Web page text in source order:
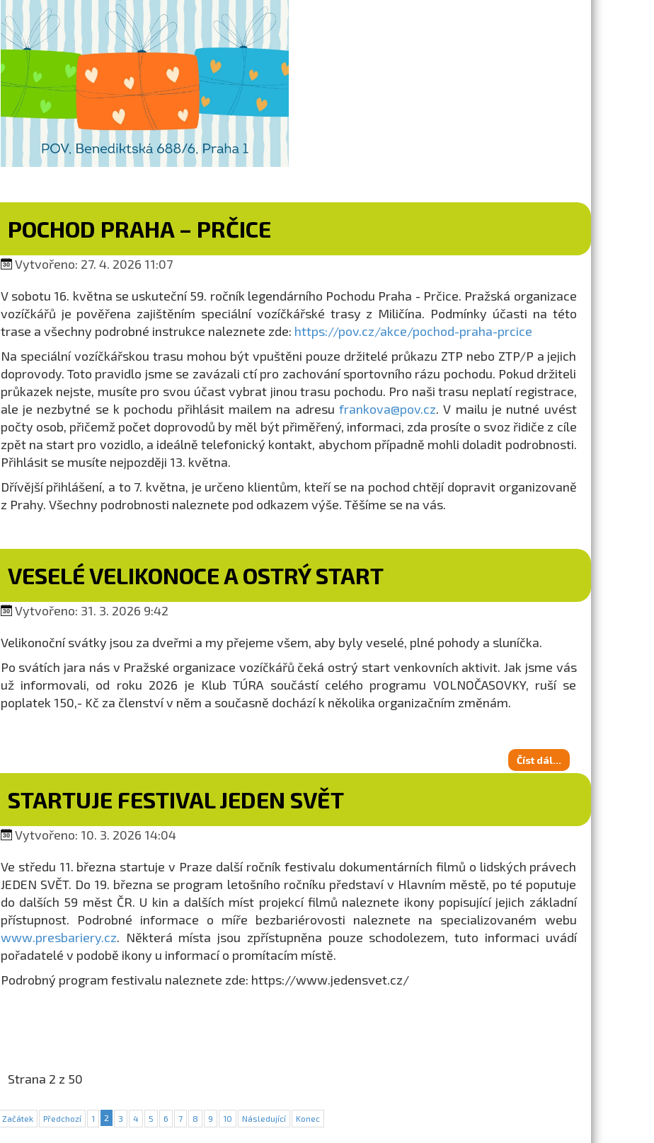
POCHOD PRAHA – PRČICE
Vytvořeno: 27. 4. 2026 11:07
V sobotu 16. května se uskuteční 59. ročník legendárního Pochodu Praha - Prčice. Pražská organizace
vozíčkářů je pověřena zajištěním speciální vozíčkářské trasy z Miličína. Podmínky účasti na této
trase a všechny podrobné instrukce naleznete zde: https://pov.cz/akce/pochod-praha-prcice
Na speciální vozíčkářskou trasu mohou být vpuštěni pouze držitelé průkazu ZTP nebo ZTP/P a jejich
doprovody. Toto pravidlo jsme se zavázali ctí pro zachování sportovního rázu pochodu. Pokud držiteli
průkazek nejste, musíte pro svou účast vybrat jinou trasu pochodu. Pro naši trasu neplatí registrace,
ale je nezbytné se k pochodu přihlásit mailem na adresu frankova@pov.cz. V mailu je nutné uvést
počty osob, přičemž počet doprovodů by měl být přiměřený, informaci, zda prosíte o svoz řidiče z cíle
zpět na start pro vozidlo, a ideálně telefonický kontakt, abychom případně mohli doladit podrobnosti.
Přihlásit se musíte nejpozději 13. května.
Dřívější přihlášení, a to 7. května, je určeno klientům, kteří se na pochod chtějí dopravit organizovaně
z Prahy. Všechny podrobnosti naleznete pod odkazem výše. Těšíme se na vás.
VESELÉ VELIKONOCE A OSTRÝ START
Vytvořeno: 31. 3. 2026 9:42
Velikonoční svátky jsou za dveřmi a my přejeme všem, aby byly veselé, plné pohody a sluníčka.
Po svátích jara nás v Pražské organizace vozíčkářů čeká ostrý start venkovních aktivit. Jak jsme vás
už informovali, od roku 2026 je Klub TÚRA součástí celého programu VOLNOČASOVKY, ruší se
poplatek 150,- Kč za členství v něm a současně dochází k několika organizačním změnám.
Číst dál...
STARTUJE FESTIVAL JEDEN SVĚT
Vytvořeno: 10. 3. 2026 14:04
Ve středu 11. března startuje v Praze další ročník festivalu dokumentárních filmů o lidských právech
JEDEN SVĚT. Do 19. března se program letošního ročníku představí v Hlavním městě, po té poputuje
do dalších 59 měst ČR. U kin a dalších míst projekcí filmů naleznete ikony popisující jejich základní
přístupnost. Podrobné informace o míře bezbariérovosti naleznete na specializovaném webu
www.presbariery.cz. Některá místa jsou zpřístupněna pouze schodolezem, tuto informaci uvádí
pořadatelé v podobě ikony u informací o promítacím místě.
Podrobný program festivalu naleznete zde: https://www.jedensvet.cz/
Strana 2 z 50
Začátek Předchozí 1 2 3 4 5 6 7 8 9 10 Následující Konec